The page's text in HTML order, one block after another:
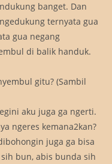
banget. Dan
ternyata gua
gua negang
di balik handuk.
gitu? (Sambil
aku juga ga ngerti.
ngeres kemana2kan?
juga ga bisa
bun, abis bunda sih